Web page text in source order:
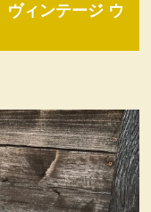
記
ズ
ヴィンテージ ウ